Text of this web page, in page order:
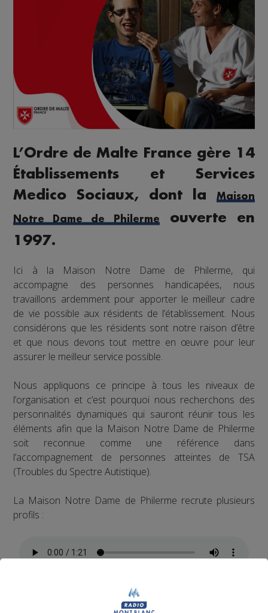
L’Ordre de Malte France gère 14
Établissements et Services
Medico Sociaux, dont la
Maison
Notre Dame de Philerme
ouverte en
1997.
Ici à la Maison Notre Dame de Philerme, qui
accompagne des personnes handicapées, nous
travaillons ardemment pour apporter le meilleur cadre
de vie possible aux résidents de l’établissement. Nous
considérons que les résidents sont notre raison d’être
et que nous devons tout mettre en œuvre pour leur
assurer le meilleur service possible.
Nous appliquons ce principe à tous les niveaux de
l’organisation et c’est pourquoi nous recherchons des
personnalités dynamiques qui sauront réunir tous les
éléments afin que la Maison Notre Dame de Philerme
soit reconnue comme une référence dans
l’accompagnement de personnes atteintes de TSA
(Troubles du Spectre Autistique).
La Maison Notre Dame de Philerme recrute plusieurs
profils :
1 Accompagnant Éducatif et Social ou